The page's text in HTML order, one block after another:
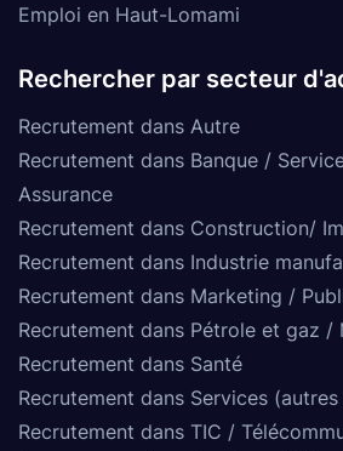
Emploi en Haut-Lomami
Rechercher par secteur
Recrutement dans Autre
Recrutement dans Banque /
Assurance
Recrutement dans Construction/
Recrutement dans Industrie
Recrutement dans Marketing /
Recrutement dans Pétrole et gaz /
Recrutement dans Santé
Recrutement dans Services
Recrutement dans TIC /